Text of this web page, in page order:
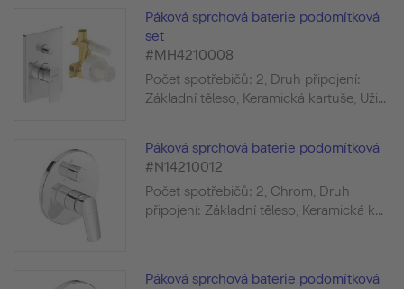
Páková sprchová baterie podomítková
set
#MH4210008
Počet spotřebičů: 2, Druh připojení:
Základní těleso, Keramická kartuše, Uži...
Páková sprchová baterie podomítková
#N14210012
Počet spotřebičů: 2, Chrom, Druh
připojení: Základní těleso, Keramická k...
Páková sprchová baterie podomítková